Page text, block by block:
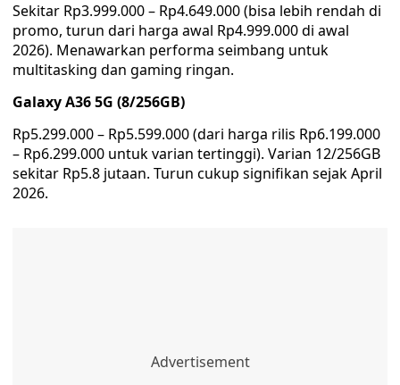
Sekitar Rp3.999.000 – Rp4.649.000 (bisa lebih rendah di
promo, turun dari harga awal Rp4.999.000 di awal
2026). Menawarkan performa seimbang untuk
multitasking dan gaming ringan.
Galaxy A36 5G (8/256GB)
Rp5.299.000 – Rp5.599.000 (dari harga rilis Rp6.199.000
– Rp6.299.000 untuk varian tertinggi). Varian 12/256GB
sekitar Rp5.8 jutaan. Turun cukup signifikan sejak April
2026.